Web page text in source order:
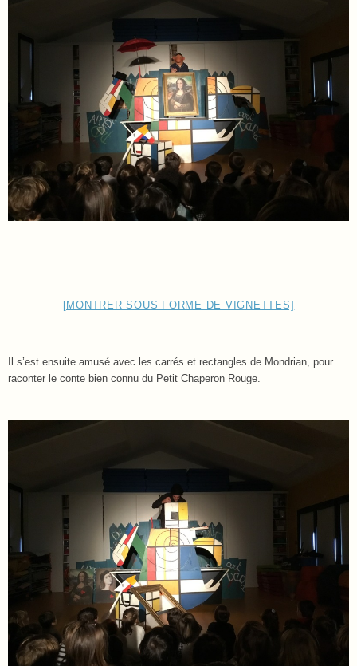
[MONTRER SOUS FORME DE VIGNETTES]
Il s’est ensuite amusé avec les carrés et rectangles de Mondrian, pour
raconter le conte bien connu du Petit Chaperon Rouge.